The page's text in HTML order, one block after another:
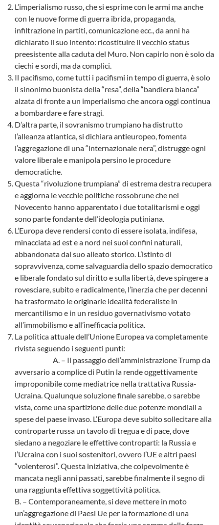
L’imperialismo russo, che si esprime con le armi ma anche
con le nuove forme di guerra ibrida, propaganda,
infiltrazione in partiti, comunicazione ecc., da anni ha
dichiarato il suo intento: ricostituire il vecchio status
preesistente alla caduta del Muro. Non capirlo non è solo da
ciechi e sordi, ma da complici.
Il pacifismo, come tutti i pacifismi in tempo di guerra, è solo
il sinonimo buonista della “resa”, della “bandiera bianca”
alzata di fronte a un imperialismo che ancora oggi continua
a bombardare e fare stragi.
D’altra parte, il sovranismo trumpiano ha distrutto
l’alleanza atlantica, si dichiara antieuropeo, fomenta
l’aggregazione di una “internazionale nera”, distrugge ogni
valore liberale e manipola persino le procedure
democratiche.
Questa “rivoluzione trumpiana” di estrema destra recupera
e aggiorna le vecchie politiche rossobrune che nel
Novecento hanno apparentato i due totalitarismi e oggi
sono parte fondante dell’ideologia putiniana.
L’Europa deve rendersi conto di essere isolata, indifesa,
minacciata ad est e a nord nei suoi confini naturali,
abbandonata dal suo alleato storico. L’istinto di
sopravvivenza, come salvaguardia dello spazio democratico
e liberale fondato sul diritto e sulla libertà, deve spingere a
rovesciare, subito e radicalmente, l’inerzia che per decenni
ha trasformato le originarie idealità federaliste in
mercantilismo e in un residuo governativismo votato
all’immobilismo e all’inefficacia politica.
La politica attuale dell’Unione Europea va completamente
rivista seguendo i seguenti punti:
A. – Il passaggio dell’amministrazione Trump da
avversario a complice di Putin la rende oggettivamente
improponibile come mediatrice nella trattativa Russia-
Ucraina. Qualunque soluzione finale sarebbe, o sarebbe
vista, come una spartizione delle due potenze mondiali a
spese del paese invaso. L’Europa deve subito sollecitare alla
controparte russa un tavolo di tregua e di pace, dove
siedano a negoziare le effettive controparti: la Russia e
l’Ucraina con i suoi sostenitori, ovvero l’UE e altri paesi
“volenterosi”. Questa iniziativa, che colpevolmente è
mancata negli anni passati, sarebbe finalmente il segno di
una raggiunta effettiva soggettività politica.
B. – Contemporaneamente, si deve mettere in moto
un’aggregazione di Paesi Ue per la formazione di una